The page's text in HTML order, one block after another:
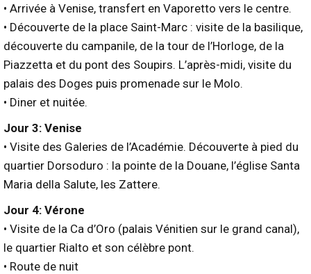
• Arrivée à Venise, transfert en Vaporetto vers le centre.
• Découverte de la place Saint-Marc : visite de la basilique,
découverte du campanile, de la tour de l’Horloge, de la
Piazzetta et du pont des Soupirs. L’après-midi, visite du
palais des Doges puis promenade sur le Molo.
• Diner et nuitée.
Jour 3: Venise
• Visite des Galeries de l’Académie. Découverte à pied du
quartier Dorsoduro : la pointe de la Douane, l’église Santa
Maria della Salute, les Zattere.
Jour 4: Vérone
• Visite de la Ca d’Oro (palais Vénitien sur le grand canal),
le quartier Rialto et son célèbre pont.
• Route de nuit